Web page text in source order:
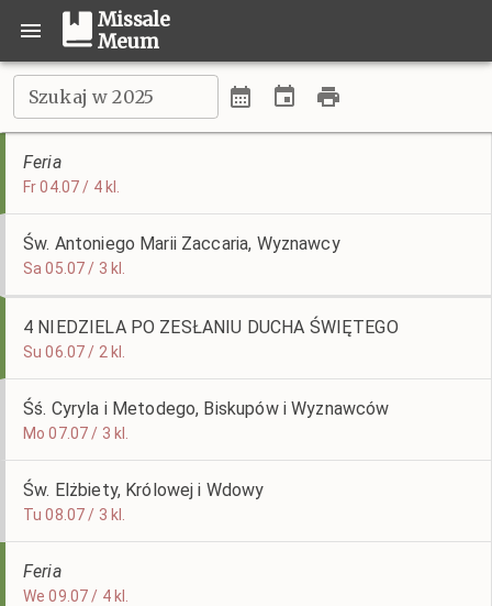
Missale
Meum
Szukaj w 2025
Feria
Fr 04.07 / 4 kl.
Św. Antoniego Marii Zaccaria, Wyznawcy
Sa 05.07 / 3 kl.
4 NIEDZIELA PO ZESŁANIU DUCHA ŚWIĘTEGO
Su 06.07 / 2 kl.
Śś. Cyryla i Metodego, Biskupów i Wyznawców
Mo 07.07 / 3 kl.
Św. Elżbiety, Królowej i Wdowy
Tu 08.07 / 3 kl.
Feria
We 09.07 / 4 kl.